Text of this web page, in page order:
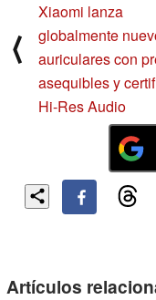
⟨
Xiaomi lanza
globalmente
auriculares con
asequibles y
Hi-Res Audio
Artículos